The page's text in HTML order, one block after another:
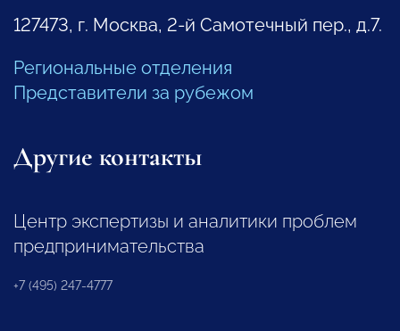
127473, г. Москва, 2-й Самотечный пер., д.7.
Региональные отделения
Представители за рубежом
Другие контакты
Центр экспертизы и аналитики проблем
предпринимательства
+7 (495) 247-4777